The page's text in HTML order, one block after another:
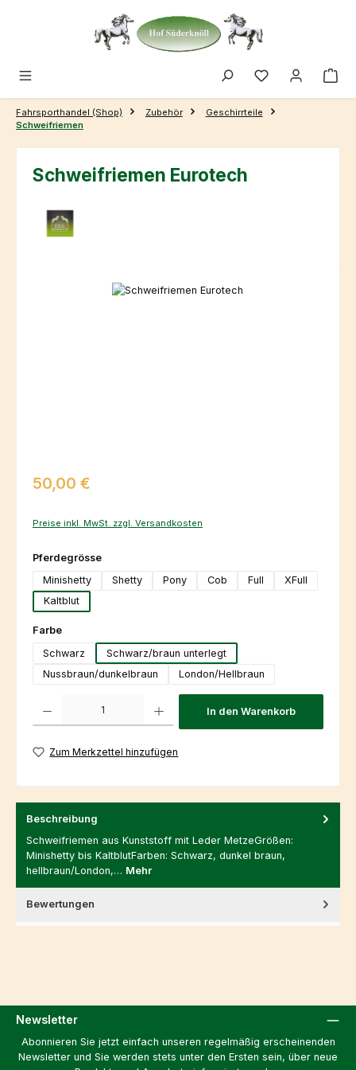
Zum Hauptinhalt springen
Fahrsporthandel (Shop) Zubehör
Geschirrteile
Schweifriemen
Schweifriemen Eurotech
Bildergalerie überspringen
Regulärer Preis:
50,00 €
Preise inkl. MwSt. zzgl. Versandkosten
Pferdegrösseauswählen
Minishetty
Shetty Pony Cob Full
XFull
Kaltblut
Farbeauswählen
Schwarz
Schwarz/braun unterlegt
Nussbraun/dunkelbraun
London/Hellbraun
In den Warenkorb
Zum Merkzettel hinzufügen
Beschreibung
Schweifriemen aus Kunststoff mit Leder MetzeGrößen:
Minishetty bis KaltblutFarben: Schwarz, dunkel braun,
hellbraun/London,… Mehr
Bewertungen
Newsletter
Abonnieren Sie jetzt einfach unseren regelmäßig erscheinenden
Newsletter und Sie werden stets unter den Ersten sein, über neue